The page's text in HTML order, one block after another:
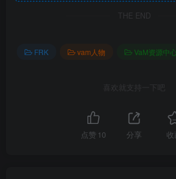
THE END
FRK vam人物 VaM资源中
喜欢就支持一下吧
点赞 10 分享 收